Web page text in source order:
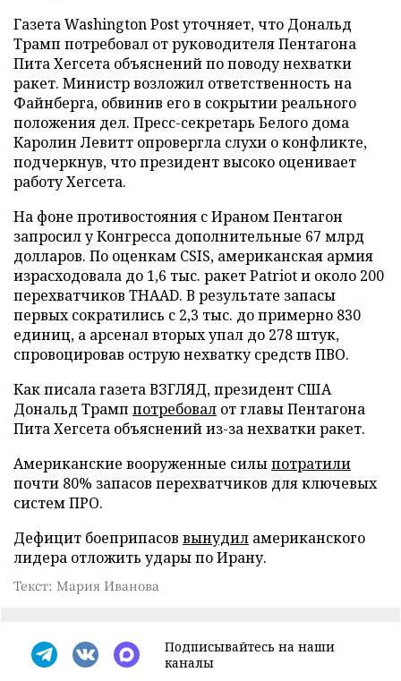
Газета Washington Post уточняет, что Дональд
Трамп потребовал от руководителя Пентагона
Пита Хегсета объяснений по поводу нехватки
ракет. Министр возложил ответственность на
Файнберга, обвинив его в сокрытии реального
положения дел. Пресс-секретарь Белого дома
Каролин Левитт опровергла слухи о конфликте,
подчеркнув, что президент высоко оценивает
работу Хегсета.
На фоне противостояния с Ираном Пентагон
запросил у Конгресса дополнительные 67 млрд
долларов. По оценкам CSIS, американская армия
израсходовала до 1,6 тыс. ракет Patriot и около 200
перехватчиков THAAD. В результате запасы
первых сократились с 2,3 тыс. до примерно 830
единиц, а арсенал вторых упал до 278 штук,
спровоцировав острую нехватку средств ПВО.
Как писала газета ВЗГЛЯД, президент США
Дональд Трамп потребовал от главы Пентагона
Пита Хегсета объяснений из-за нехватки ракет.
Американские вооруженные силыпотратили
почти 80% запасов перехватчиков для ключевых
систем ПРО.
Дефицит боеприпасов вынудил американского
лидера отложить удары по Ирану.
Текст: Мария Иванова
Подписывайтесь на наши
каналы